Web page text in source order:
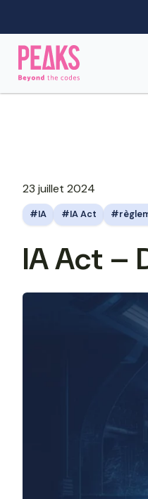
23 juillet 2024
IA IA Act
IA Act –